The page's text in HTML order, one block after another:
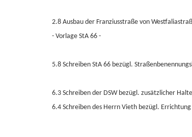
2.8 Ausbau der Franziusstraße von
- Vorlage StA 66 -
5.8 Schreiben StA 66 bezügl.
6.3 Schreiben der DSW bezügl. zusätzlicher
6.4 Schreiben des Herrn Vieth bezügl.